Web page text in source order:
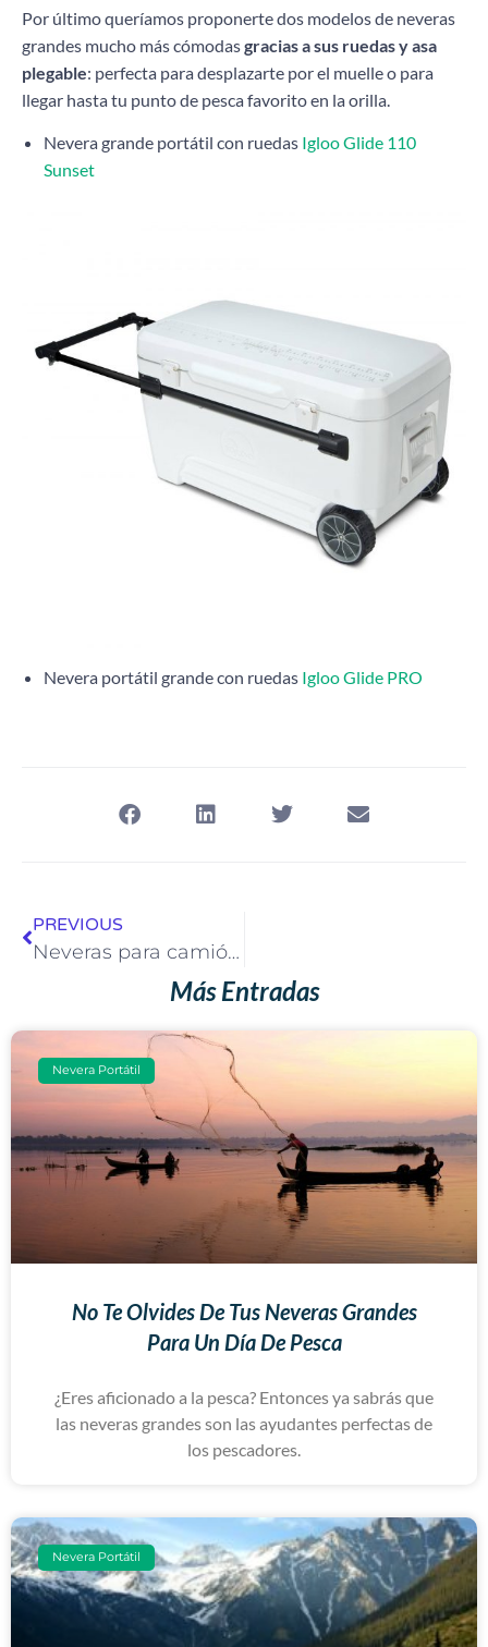
Por último queríamos proponerte dos modelos de neveras
grandes mucho más cómodasgracias a sus ruedas y asa
plegable: perfecta para desplazarte por el muelle o para
llegar hasta tu punto de pesca favorito en la orilla.
Nevera grande portátil con ruedas Igloo Glide 110
Sunset
Nevera portátil grande con ruedas Igloo Glide PRO
PREVIOUS
Neveras para camión: las mejores opciones
Más Entradas
Nevera Portátil
No Te Olvides De Tus Neveras Grandes
Para Un Día De Pesca
¿Eres aficionado a la pesca? Entonces ya sabrás que
las neveras grandes son las ayudantes perfectas de
los pescadores.
Nevera Portátil